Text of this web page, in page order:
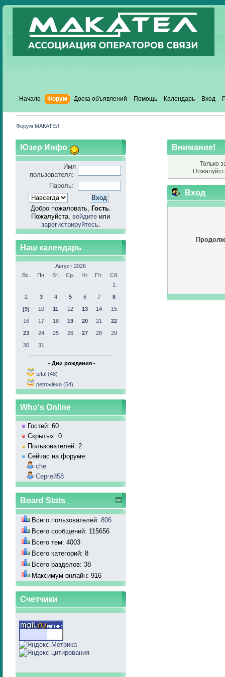
Начало Форум Доска объявлений Помощь Календарь Вход
Форум МАКАТЕЛ
Юзер Инфо
Имя
пользователя:
Пароль:
Добро пожаловать, Гость.
Пожалуйста, войдите или
зарегистрируйтесь.
Наш календарь
Август 2026
Вс.
Пн. Вт. Ср. Чт. Пт.
Сб.
1
2
3 4 5 6 7
8
[9]
10 11 12 13 14
15
16
17 18 19 20 21
22
23
24 25 26 27 28
29
30
31
- Дни рождения -
tefal (48)
petrovlexa (54)
Who's Online
Гостей: 60
Скрытых: 0
Пользователей: 2
Сейчас на форуме:
che
Сергей58
Board Stats
Всего пользователей: 806
Всего сообщений: 115656
Всего тем: 4003
Всего категорий: 8
Всего разделов: 38
Максимум онлайн: 916
Счетчики
Внимание!
Только
Вход